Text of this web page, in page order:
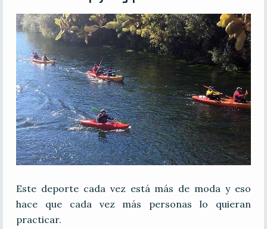
Este deporte cada vez está más de moda y eso
hace que cada vez más personas lo quieran
practicar.